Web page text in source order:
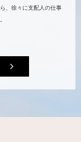
、徐々に支配人の仕事